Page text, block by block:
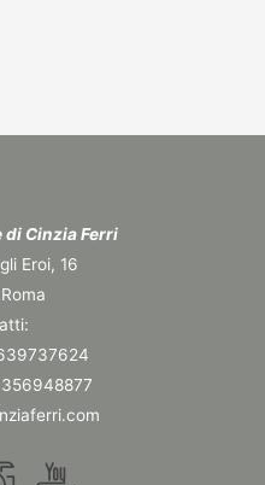
di Cinzia Ferri
Eroi, 16